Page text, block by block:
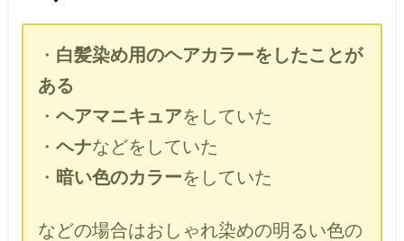
・ 白髪染め用のヘアカラーをしたことが
ある
・ ヘアマニキュアをしていた
・ ヘナなどをしていた
・ 暗い色のカラーをしていた
などの場合はおしゃれ染めの明るい色の